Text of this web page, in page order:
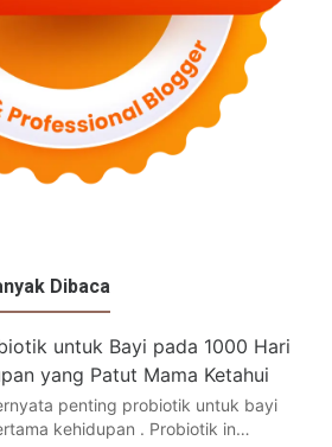
Dibaca
untuk Bayi pada 1000 Hari
yang Patut Mama Ketahui
penting probiotik untuk bayi
kehidupan . Probiotik in…